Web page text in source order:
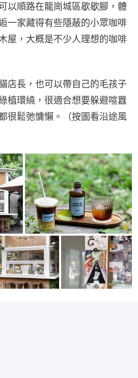
以順路在龍崗城區歇歇腳，體
一家藏得有些隱蔽的小眾咖啡
屋，大概是不少人理想的咖啡
店長，也可以帶自己的毛孩子
植環繞，很適合想要躲避喧囂
很鬆弛慵懶。（按圖看沿途風